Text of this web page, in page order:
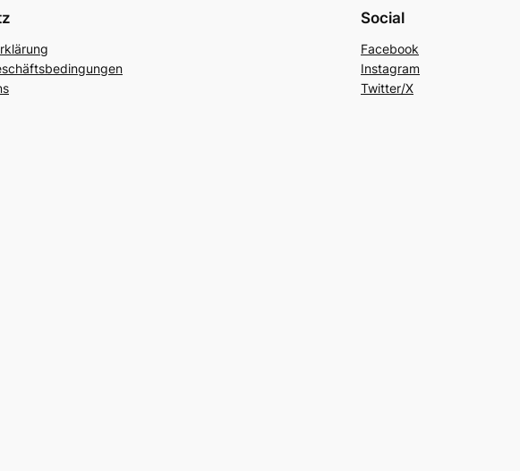
Social
Facebook
Instagram
Twitter/X